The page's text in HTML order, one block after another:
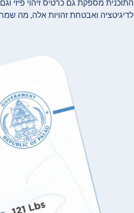
לדיגיטציה ואבטחת זהויות אלה, מה